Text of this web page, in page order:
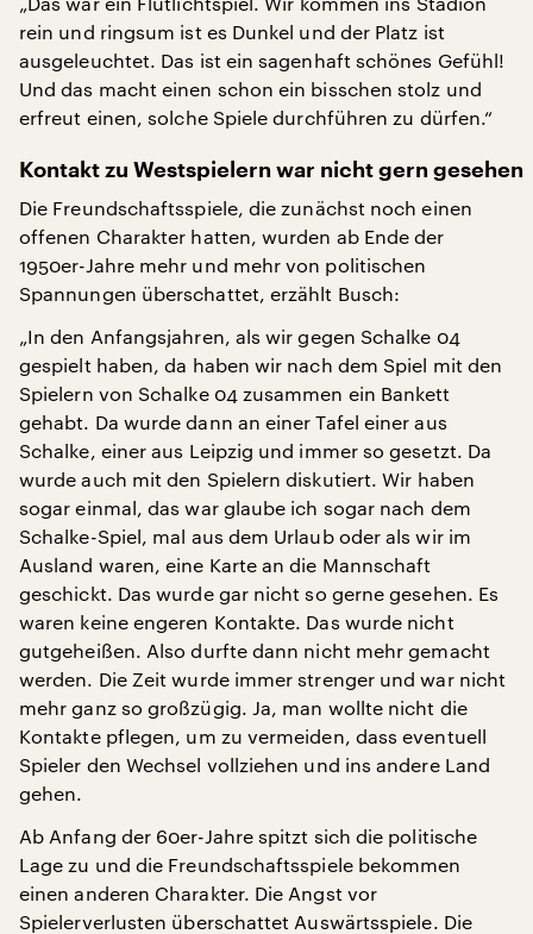
rein und ringsum ist es Dunkel und der Platz ist
ausgeleuchtet. Das ist ein sagenhaft schönes Gefühl!
Und das macht einen schon ein bisschen stolz und
erfreut einen, solche Spiele durchführen zu dürfen.“
Kontakt zu Westspielern war nicht gern gesehen
Die Freundschaftsspiele, die zunächst noch einen
offenen Charakter hatten, wurden ab Ende der
1950er-Jahre mehr und mehr von politischen
Spannungen überschattet, erzählt Busch:
„In den Anfangsjahren, als wir gegen Schalke 04
gespielt haben, da haben wir nach dem Spiel mit den
Spielern von Schalke 04 zusammen ein Bankett
gehabt. Da wurde dann an einer Tafel einer aus
Schalke, einer aus Leipzig und immer so gesetzt. Da
wurde auch mit den Spielern diskutiert. Wir haben
sogar einmal, das war glaube ich sogar nach dem
Schalke-Spiel, mal aus dem Urlaub oder als wir im
Ausland waren, eine Karte an die Mannschaft
geschickt. Das wurde gar nicht so gerne gesehen. Es
waren keine engeren Kontakte. Das wurde nicht
gutgeheißen. Also durfte dann nicht mehr gemacht
werden. Die Zeit wurde immer strenger und war nicht
mehr ganz so großzügig. Ja, man wollte nicht die
Kontakte pflegen, um zu vermeiden, dass eventuell
Spieler den Wechsel vollziehen und ins andere Land
gehen.
Ab Anfang der 60er-Jahre spitzt sich die politische
Lage zu und die Freundschaftsspiele bekommen
einen anderen Charakter. Die Angst vor
Spielerverlusten überschattet Auswärtsspiele. Die